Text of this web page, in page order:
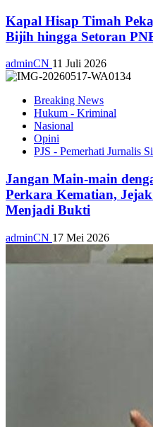
Kapal Hisap Timah
Bijih hingga Setoran
adminCN 11 Juli 2026
Breaking News
Hukum - Kriminal
Nasional
Opini
PJS - Pemerhati Jurnalis
Jangan Main-main
Perkara Kematian,
Menjadi Bukti
adminCN 17 Mei 2026